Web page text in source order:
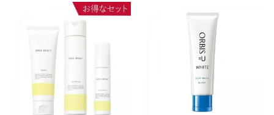
シリーズに。3ステップで上向き
(*10)のハリと透明感を。効果的な
シナジー設計で、あなたのエイジン
グケアを応援します。*1 メラニン
の生成を抑え、シミ・ソバカスを防
ぐ（ウォッシュ除く）*2 オルビス
内スキンケアシリーズの保湿力*3
年齢に応じたお手入れのこと*4 う
るおいによる*5 乾燥、ハリ・ツヤ
2022年12月22日時点で、科学文献
データベースPubMed及びGoogle
scholarにより国内化粧品業界にお
いて該当文献がないことを確認（ポ
ーラ化成研究所調べ）
代わりに、10秒ほどくるくるとなじ
ませてから洗い流すだけ。ぷるんと
したジェルが肌表面の角層をやわら
かくして絡めとり、スクラブがやさ
しく取り去ります。さらに注目した
いのはクリアな肌に整えるクリアコ
ンディショニング処方と、贅沢に配
合された保湿成分。一瞬取り去るだ
けのケアに留まらず、洗うたびにく
けに、肌深く(*5)では「メラニンに
じみ(*6)」が発現。シミやそばかす
という「点」だけでなく、透明感の
なさなどの「面」での透明感を阻害
する原因を引き起こしていることが
わかりました。そこでオルビス ブ
ライト シリーズは「メラニンにじ
み」に着目して「高圧処理ビタミン